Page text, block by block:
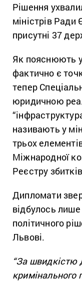
Рішення
міністрів
присутні 37
Як пояснюють
фактично є
тепер
юридичною
називають у
трьох
Міжнародної
Реєстру
Дипломати
відбулось лише
політичного
Львові.
“За швидкістю
кримінального